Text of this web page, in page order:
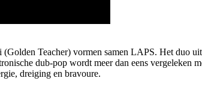
Teacher) vormen samen LAPS. Het duo
dub-pop wordt meer dan eens
dreiging en bravoure.